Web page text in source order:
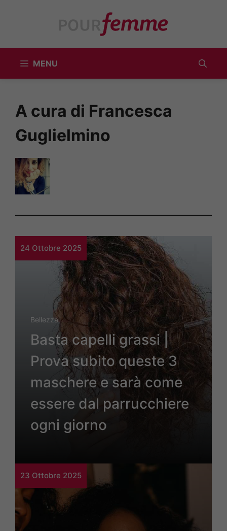
MENU
A cura di Francesca
Guglielmino
24 Ottobre 2025
Bellezza
Basta capelli grassi |
Prova subito queste 3
maschere e sarà come
essere dal parrucchiere
ogni giorno
23 Ottobre 2025